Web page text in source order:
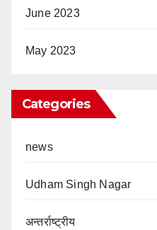
June 2023
May 2023
Categories
news
Udham Singh Nagar
अन्तर्राष्ट्रीय